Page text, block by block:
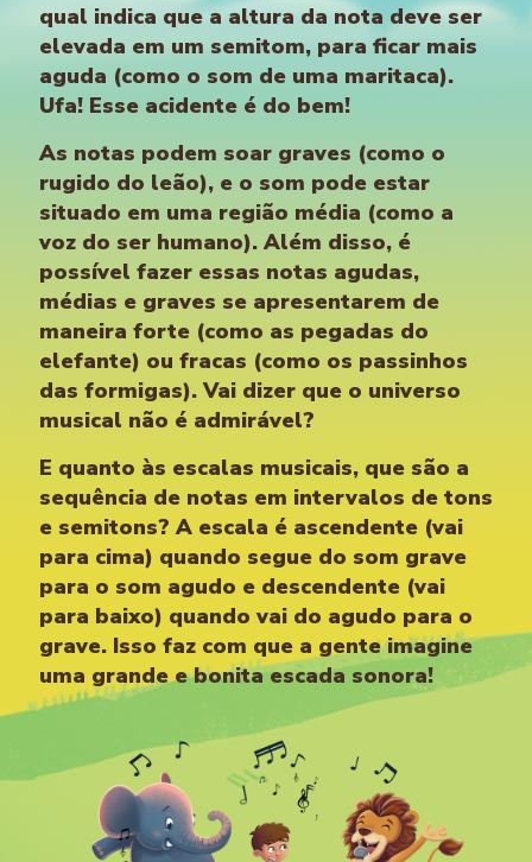
qual indica que a altura da nota deve ser
elevada em um semitom, para ficar mais
aguda (como o som de uma maritaca).
Ufa! Esse acidente é do bem!
As notas podem soar graves (como o
rugido do leão), e o som pode estar
situado em uma região média (como a
voz do ser humano). Além disso, é
possível fazer essas notas agudas,
médias e graves se apresentarem de
maneira forte (como as pegadas do
elefante) ou fracas (como os passinhos
das formigas). Vai dizer que o universo
musical não é admirável?
E quanto às escalas musicais, que são a
sequência de notas em intervalos de tons
e semitons? A escala é ascendente (vai
para cima) quando segue do som grave
para o som agudo e descendente (vai
para baixo) quando vai do agudo para o
grave. Isso faz com que a gente imagine
uma grande e bonita escada sonora!